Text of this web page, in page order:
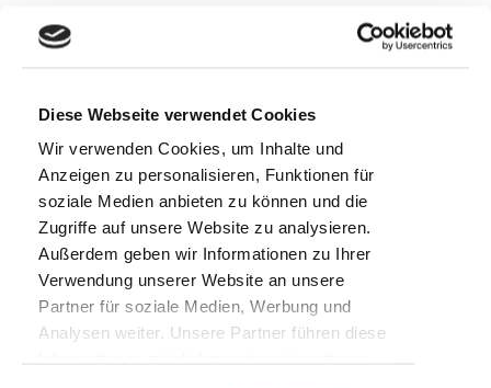
Diese Webseite verwendet Cookies
Wir verwenden Cookies, um Inhalte und
Anzeigen zu personalisieren, Funktionen für
soziale Medien anbieten zu können und die
Zugriffe auf unsere Website zu analysieren.
Außerdem geben wir Informationen zu Ihrer
Verwendung unserer Website an unsere
Partner für soziale Medien, Werbung und
Analysen weiter. Unsere Partner führen diese
service@lauffener-wein.de
Zahlung & Versand
Mitglieder-Login
RECHTLICHES